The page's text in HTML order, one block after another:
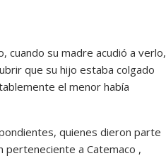
cuando su madre acudió a verlo,
que su hijo estaba colgado
el menor había
quienes dieron parte
perteneciente a Catemaco ,